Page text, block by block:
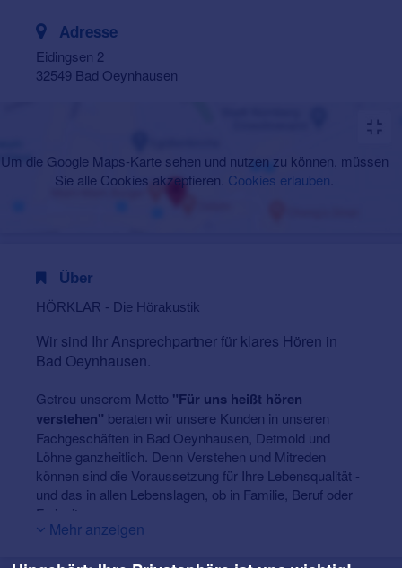
Adresse
Eidingsen 2
32549 Bad Oeynhausen
Um die Google Maps-Karte sehen und nutzen zu können, müssen
Sie alle Cookies akzeptieren. Cookies erlauben
Über
HÖRKLAR - Die Hörakustik
Wir sind Ihr Ansprechpartner für klares Hören in
Bad Oeynhausen.
Getreu unserem Motto "Für uns heißt hören
verstehen" beraten wir unsere Kunden in unseren
Fachgeschäften in Bad Oeynhausen, Detmold und
Löhne ganzheitlich. Denn Verstehen und Mitreden
können sind die Voraussetzung für Ihre Lebensqualität -
und das in allen Lebenslagen, ob in Familie, Beruf oder
Freizeit.
Bei uns lernen Sie Hörgeräte führender Hersteller
Mehr anzeigen